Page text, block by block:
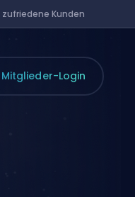
zufriedene Kunden
Mitglieder-Login